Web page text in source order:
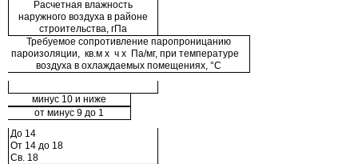
Расчетная влажность
наружного воздуха в районе
строительства, гПа
Требуемое сопротивление паропроницанию
пароизоляции, кв.м х ч х Па/мг, при температуре
воздуха в охлаждаемых помещениях, °С
минус 10 и ниже
от минус 9 до 1
До 14
От 14 до 18
Св. 18